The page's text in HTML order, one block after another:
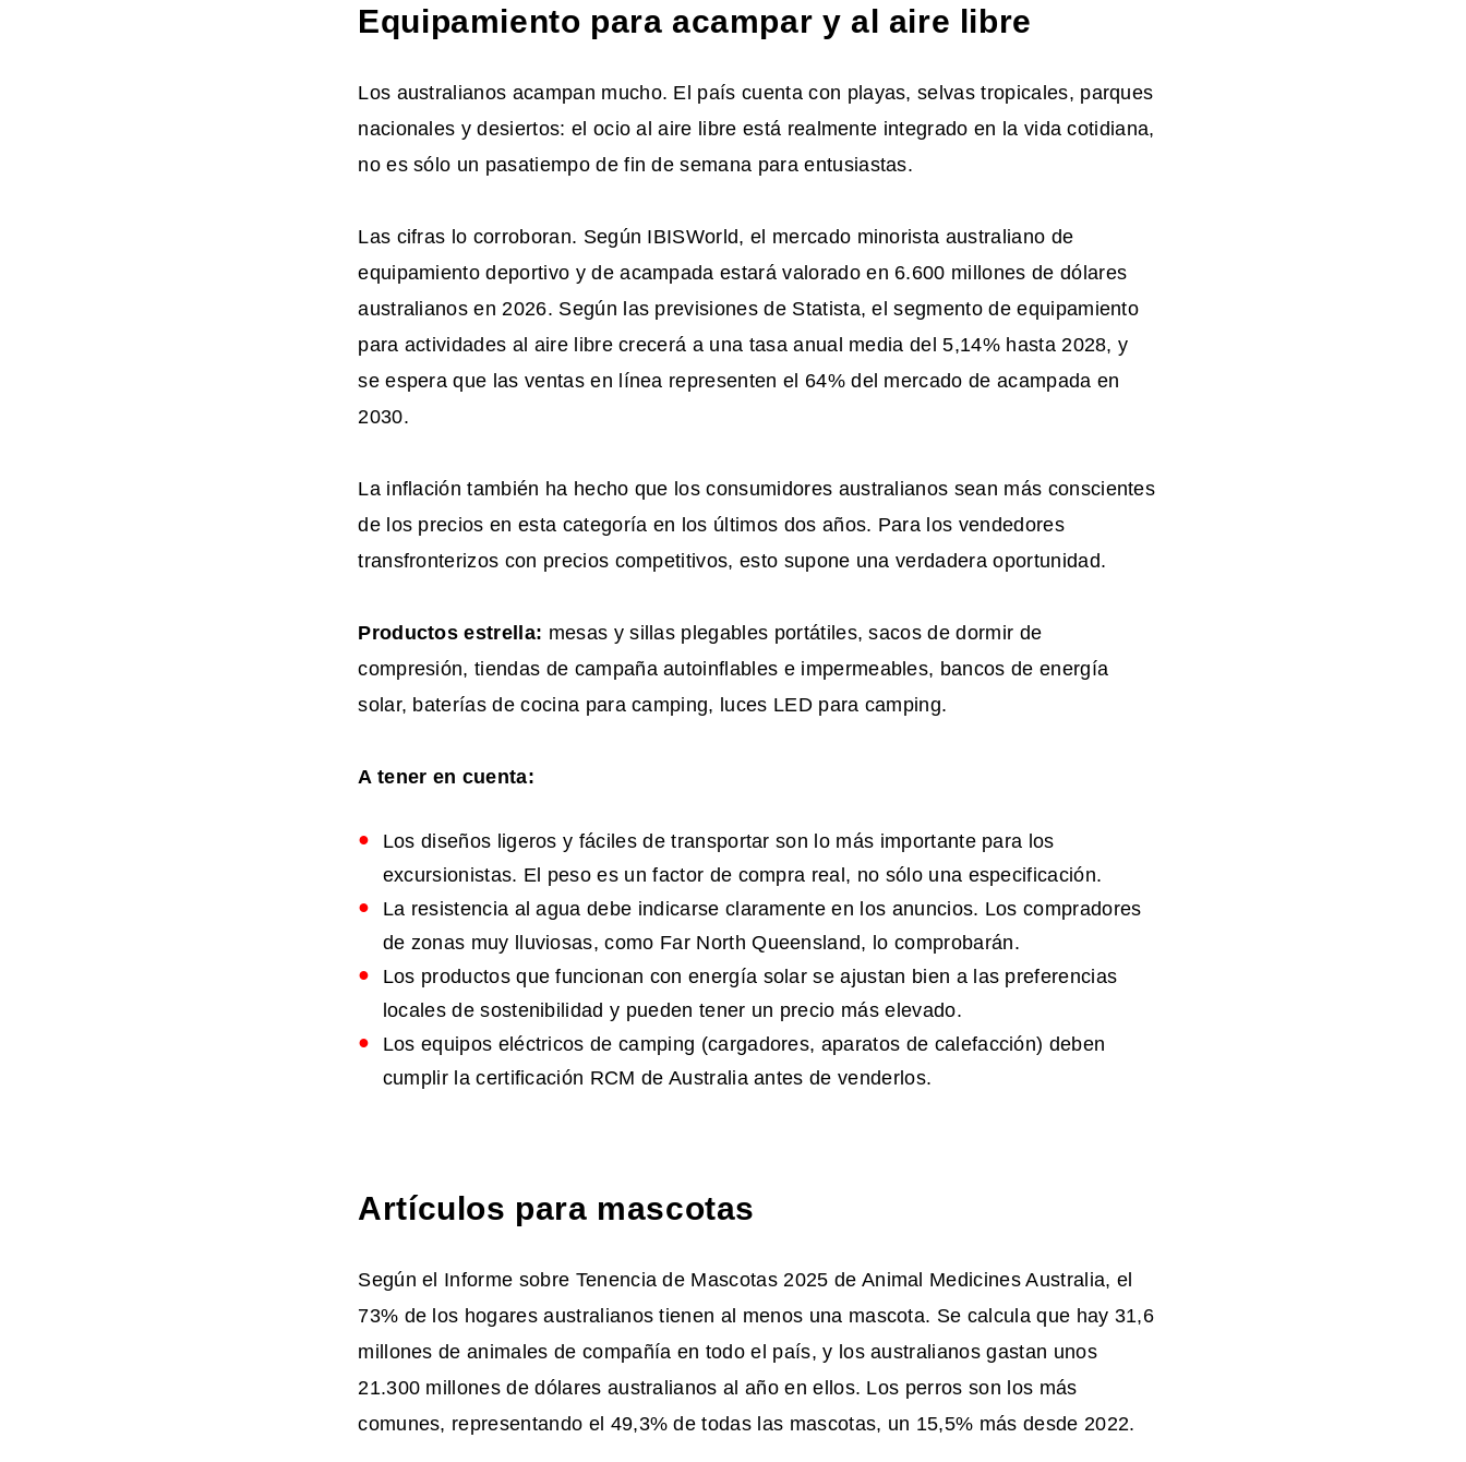
Equipamiento para acampar y al aire libre
Los australianos acampan mucho. El país cuenta con playas, selvas tropicales, parques
nacionales y desiertos: el ocio al aire libre está realmente integrado en la vida cotidiana,
no es sólo un pasatiempo de fin de semana para entusiastas.
Las cifras lo corroboran. Según IBISWorld, el mercado minorista australiano de
equipamiento deportivo y de acampada estará valorado en 6.600 millones de dólares
australianos en 2026. Según las previsiones de Statista, el segmento de equipamiento
para actividades al aire libre crecerá a una tasa anual media del 5,14% hasta 2028, y
se espera que las ventas en línea representen el 64% del mercado de acampada en
2030.
La inflación también ha hecho que los consumidores australianos sean más conscientes
de los precios en esta categoría en los últimos dos años. Para los vendedores
transfronterizos con precios competitivos, esto supone una verdadera oportunidad.
Productos estrella: mesas y sillas plegables portátiles, sacos de dormir de
compresión, tiendas de campaña autoinflables e impermeables, bancos de energía
solar, baterías de cocina para camping, luces LED para camping.
A tener en cuenta:
Los diseños ligeros y fáciles de transportar son lo más importante para los
excursionistas. El peso es un factor de compra real, no sólo una especificación.
La resistencia al agua debe indicarse claramente en los anuncios. Los compradores
de zonas muy lluviosas, como Far North Queensland, lo comprobarán.
Los productos que funcionan con energía solar se ajustan bien a las preferencias
locales de sostenibilidad y pueden tener un precio más elevado.
Los equipos eléctricos de camping (cargadores, aparatos de calefacción) deben
cumplir la certificación RCM de Australia antes de venderlos.
Artículos para mascotas
Según el Informe sobre Tenencia de Mascotas 2025 de Animal Medicines Australia, el
73% de los hogares australianos tienen al menos una mascota. Se calcula que hay 31,6
millones de animales de compañía en todo el país, y los australianos gastan unos
21.300 millones de dólares australianos al año en ellos. Los perros son los más
comunes, representando el 49,3% de todas las mascotas, un 15,5% más desde 2022.